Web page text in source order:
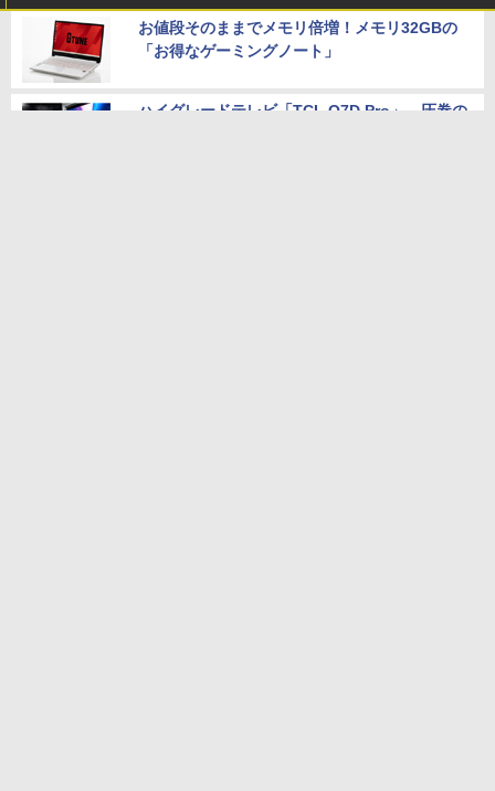
お値段そのままでメモリ倍増！メモリ32GBの
「お得なゲーミングノート」
ハイグレードテレビ「TCL Q7D Pro」。圧巻の